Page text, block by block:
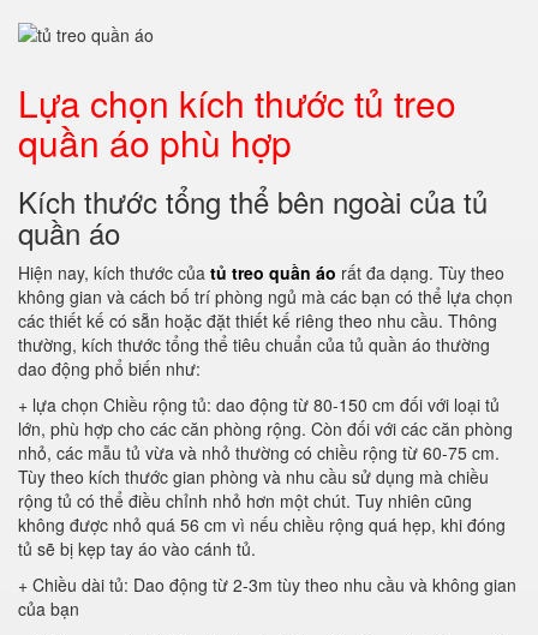
Lựa chọn kích thước tủ treo
quần áo phù hợp
Kích thước tổng thể bên ngoài của tủ
quần áo
Hiện nay, kích thước của tủ treo quần áo rất đa dạng. Tùy theo
không gian và cách bố trí phòng ngủ mà các bạn có thể lựa chọn
các thiết kế có sẵn hoặc đặt thiết kế riêng theo nhu cầu. Thông
thường, kích thước tổng thể tiêu chuẩn của tủ quần áo thường
dao động phổ biến như:
+ lựa chọn Chiều rộng tủ: dao động từ 80-150 cm đối với loại tủ
lớn, phù hợp cho các căn phòng rộng. Còn đối với các căn phòng
nhỏ, các mẫu tủ vừa và nhỏ thường có chiều rộng từ 60-75 cm.
Tùy theo kích thước gian phòng và nhu cầu sử dụng mà chiều
rộng tủ có thể điều chỉnh nhỏ hơn một chút. Tuy nhiên cũng
không được nhỏ quá 56 cm vì nếu chiều rộng quá hẹp, khi đóng
tủ sẽ bị kẹp tay áo vào cánh tủ.
+ Chiều dài tủ: Dao động từ 2-3m tùy theo nhu cầu và không gian
của bạn